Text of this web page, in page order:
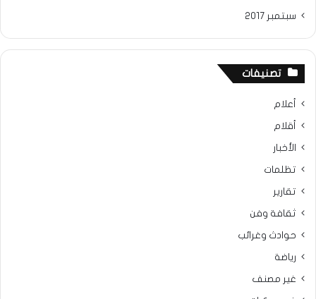
سبتمبر 2017
تصنيفات
أعلام
أقلام
الأخبار
تظلمات
تقارير
ثقافة وفن
حوادث وغرائب
رياضة
غير مصنف